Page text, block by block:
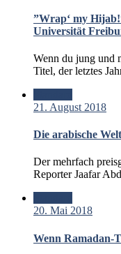
”Wrap‘ my
Universität
Wenn du jung und
Titel, der letztes
21. August 2018
Die arabische
Der mehrfach
Reporter Jaafar
20. Mai 2018
Wenn Ramadan-